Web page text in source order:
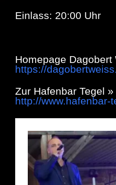
Einlass: 20:00 Uhr
Homepage Dagobert
https://
Zur Hafenbar Tegel »
http://www.hafenbar-